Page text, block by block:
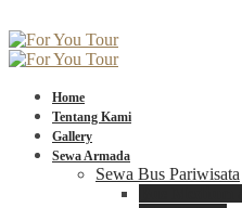
Home
Tentang Kami
Gallery
Sewa Armada
Sewa Bus Pariwisata